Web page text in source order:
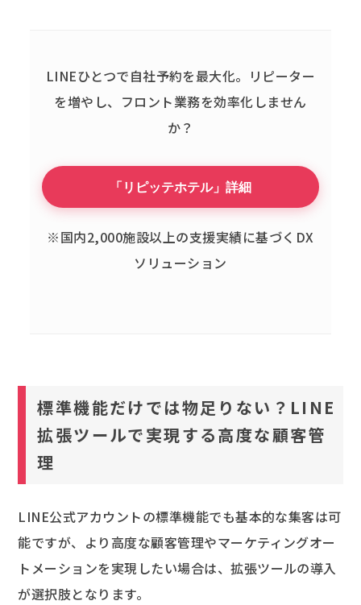
LINEひとつで自社予約を最大化。 リピーター
を増やし、フロント業務を効率化しません
か？
「リピッテホテル」詳細
※国内2,000施設以上の支援実績に基づくDX
ソリューション
標準機能だけでは物足りない？LINE
拡張ツールで実現する高度な顧客管
理
LINE公式アカウントの標準機能でも基本的な集客は可
能ですが、より高度な顧客管理やマーケティングオー
トメーションを実現したい場合は、拡張ツールの導入
が選択肢となります。